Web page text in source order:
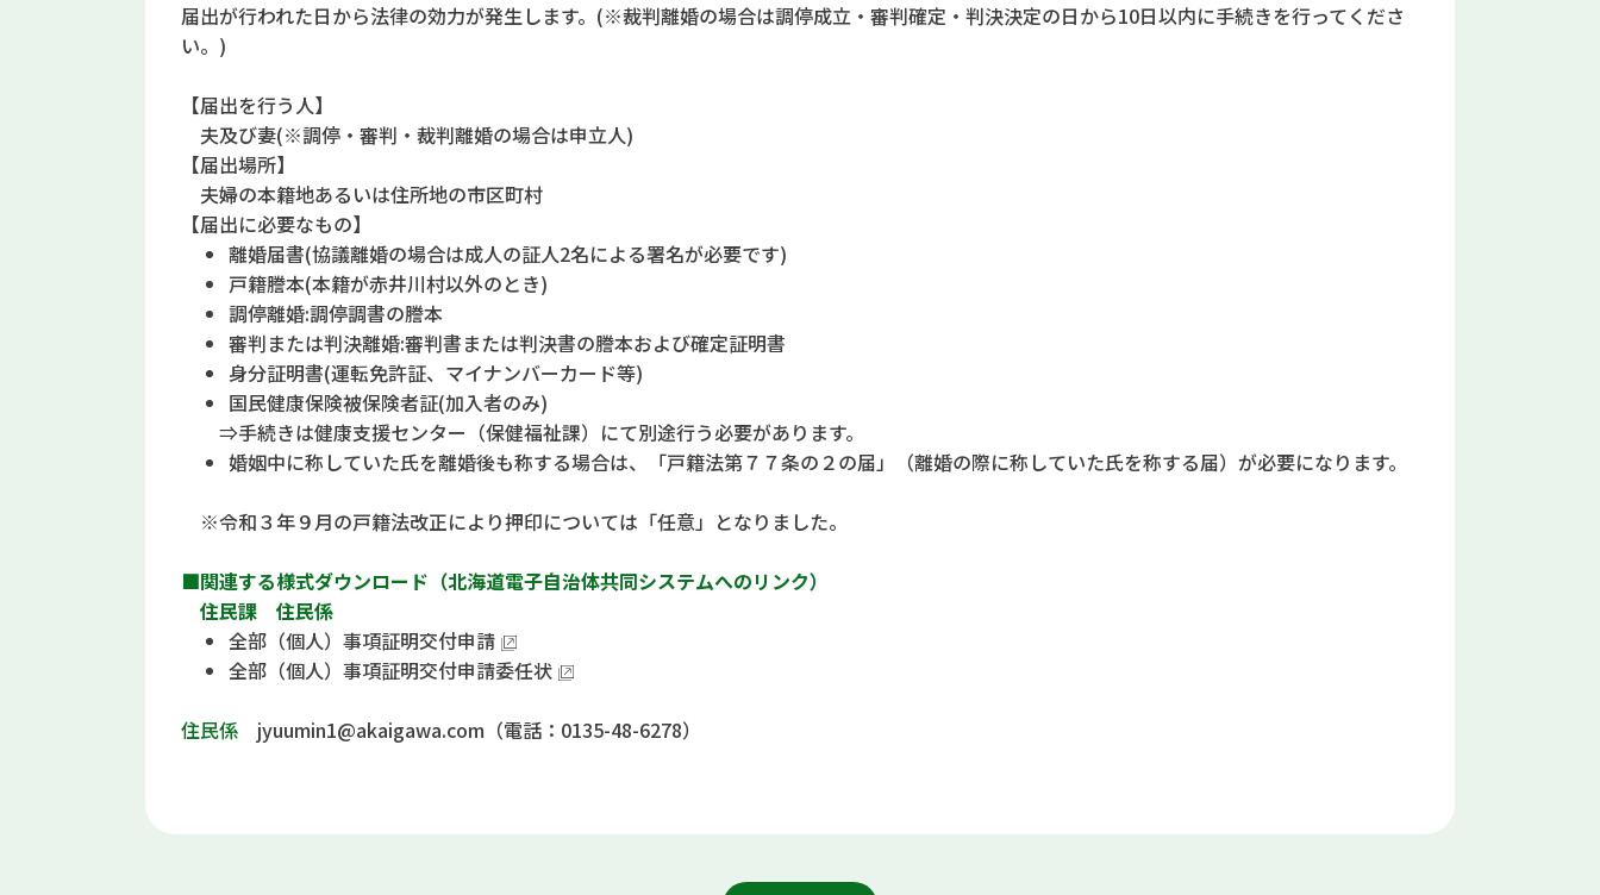
届出が行われた日から法律の効力が発生します。(※裁判離婚の場合は調停成立・審判確定・判決決定の日から10日以内に手続きを行ってくださ
い。)
【届出を行う人】
夫及び妻(※調停・審判・裁判離婚の場合は申立人)
【届出場所】
夫婦の本籍地あるいは住所地の市区町村
【届出に必要なもの】
離婚届書(協議離婚の場合は成人の証人2名による署名が必要です)
戸籍謄本(本籍が赤井川村以外のとき)
調停離婚:調停調書の謄本
審判または判決離婚:審判書または判決書の謄本および確定証明書
身分証明書(運転免許証、マイナンバーカード等)
国民健康保険被保険者証(加入者のみ)
⇒手続きは健康支援センター（保健福祉課）にて別途行う必要があります。
婚姻中に称していた氏を離婚後も称する場合は、「戸籍法第７７条の２の届」（離婚の際に称していた氏を称する届）が必要になります。
※令和３年９月の戸籍法改正により押印については「任意」となりました。
■関連する様式ダウンロード（北海道電子自治体共同システムへのリンク）
住民課 住民係
全部（個人）事項証明交付申請
全部（個人）事項証明交付申請委任状
住民係 jyuumin1@akaigawa.com（電話：0135-48-6278）